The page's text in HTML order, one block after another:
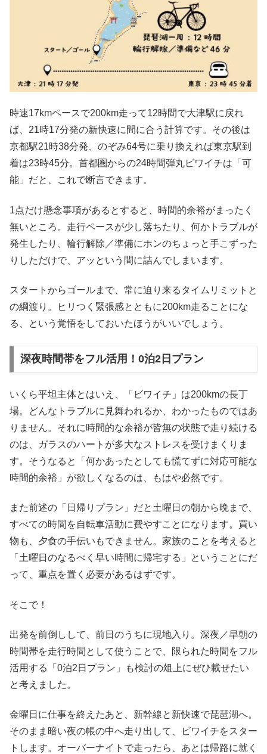
時速17kmペースで200km走って12時間で大津駅に戻れ
ば、21時17分発の新快速に間に合う計算です。その後は
京都駅21時38分発、のぞみ64号に乗り換えれば東京駅到
着は23時45分。首都圏からの24時間弾丸ビワイチは「可
能」だと、これで断言できます。
1点だけ懸念事項があるとすると、時間的余裕がまったく
無いところ。走行ペースが少し落ちたり、何かトラブルが
発生したり、輪行解除／準備にホンのちょっと手こずった
りしただけで、アッという間に詰んでしまいます。
スタートからゴールまで、常に迫り来るタイムリミットと
の綱渡り。ヒリつく緊張感とともに200km走ることにな
る、という覚悟をしておいたほうがいいでしょう。
深夜時間帯をフル活用！0泊2日プラン
いくら平坦主体とはいえ、「ビワイチ」は200kmの長丁
場。どんなトラブルに見舞われるか、わかったものではあ
りません。それに時間的な余裕が皆無の状態で走り続ける
のは、ガラスのハートが多大なストレスを受けまくりま
す。そうなると「何かあったとしても慌てずに対応可能な
時間的余裕」が欲しくなるのは、もはや必然です。
また前述の「日帰りプラン」だと土曜日の朝から晩まで、
すべての時間を自転車活動に費やすことになります。買い
物も、夕食の手伝いもできません。家族のことを考えると
「土曜日のなるべく早い時間に帰宅する」ということにだ
って、重点を置く必要があるはずです。
そこで！
出発を前倒しして、前日のうちに現地入り。深夜／早朝の
時間帯を走行時間として使うことで、限られた時間をフル
活用する「0泊2日プラン」も検討の俎上にぜひ載せたい
と考えました。
金曜日に仕事を終えたあと、新幹線と新快速で琵琶湖へ。
そのまま暗い夜の帳の中へ走り出して、ビワイチをスター
トします。オーバーナイトで走ったら、あとは帰路に就く